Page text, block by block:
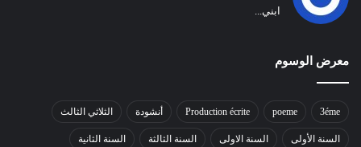
ابني...
معرض الوسوم
3éme
poeme
Production écrite أنشودة الثلاثي الثالث
السنة الأولى السنة الاولى السنة الثالثة السنة الثانية